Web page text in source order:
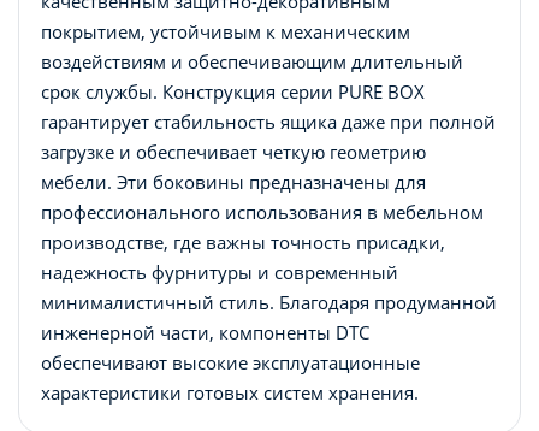
покрытием, устойчивым к механическим
воздействиям и обеспечивающим длительный
срок службы. Конструкция серии PURE BOX
гарантирует стабильность ящика даже при полной
загрузке и обеспечивает четкую геометрию
мебели. Эти боковины предназначены для
профессионального использования в мебельном
производстве, где важны точность присадки,
надежность фурнитуры и современный
минималистичный стиль. Благодаря продуманной
инженерной части, компоненты DTC
обеспечивают высокие эксплуатационные
характеристики готовых систем хранения.